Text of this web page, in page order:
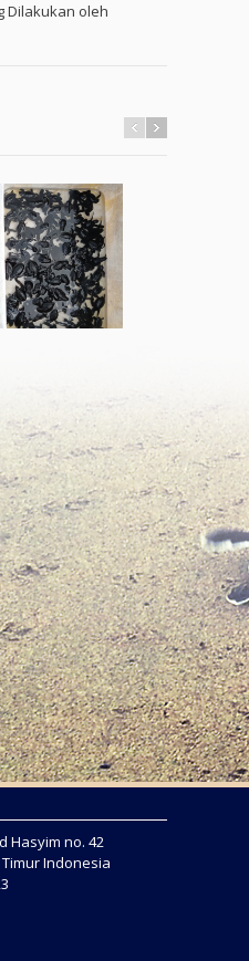
Dilakukan oleh
Hasyim no. 42
Indonesia